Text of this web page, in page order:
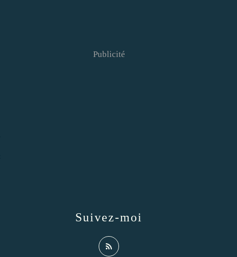
Suivez-moi
Publicité